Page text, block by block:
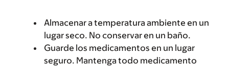
Almacenar a temperatura ambiente en un
lugar seco. No conservar en un baño.
Guarde los medicamentos en un lugar
seguro. Mantenga todo medicamento